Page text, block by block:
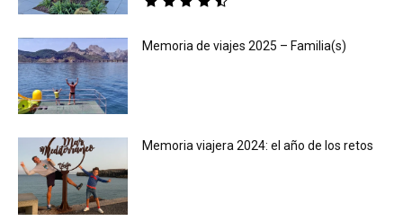
Memoria de viajes 2025 – Familia(s)
Memoria viajera 2024: el año de los retos